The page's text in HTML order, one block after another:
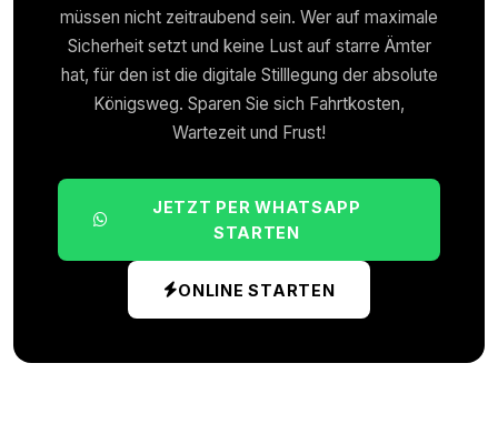
müssen nicht zeitraubend sein. Wer auf maximale
Sicherheit setzt und keine Lust auf starre Ämter
hat, für den ist die digitale Stilllegung der absolute
Königsweg. Sparen Sie sich Fahrtkosten,
Wartezeit und Frust!
JETZT PER WHATSAPP
STARTEN
ONLINE STARTEN